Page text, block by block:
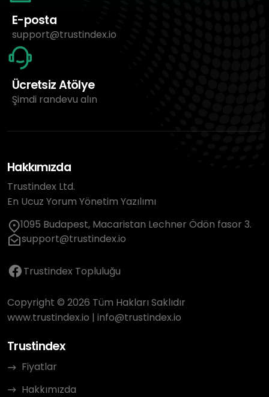
E-posta
support@trustindex.io
Ücretsiz Atölye
Şimdi randevu alın
Hakkımızda
Trustindex Ltd.
En Ucuz Yorum Yönetim Yazılımı
1095 Budapest, Macaristan Lechner Ödön fasor 3.
support@trustindex.io
Trustindex Topluluğu
Copyright © 2026 Tüm Hakları Saklıdır
www.trustindex.io | info@trustindex.io
Trustindex
Fiyatlar
Hakkımızda